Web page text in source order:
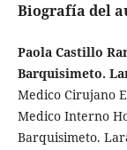
Biografía del
Paola Castillo
Barquisimeto.
Medico Cirujano
Medico Interno
Barquisimeto.